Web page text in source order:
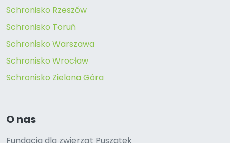
Schronisko Rzeszów
Schronisko Toruń
Schronisko Warszawa
Schronisko Wrocław
Schronisko Zielona Góra
O nas
Fundacja dla zwierząt Puszatek